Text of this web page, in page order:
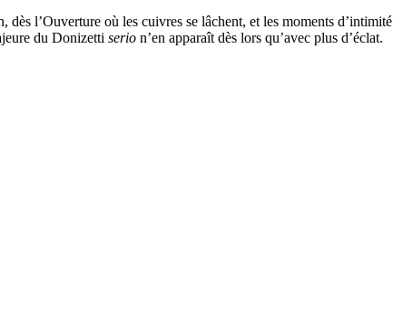
l’Ouverture où les cuivres se lâchent, et les moments d’intimité
du Donizetti serio n’en apparaît dès lors qu’avec plus d’éclat.